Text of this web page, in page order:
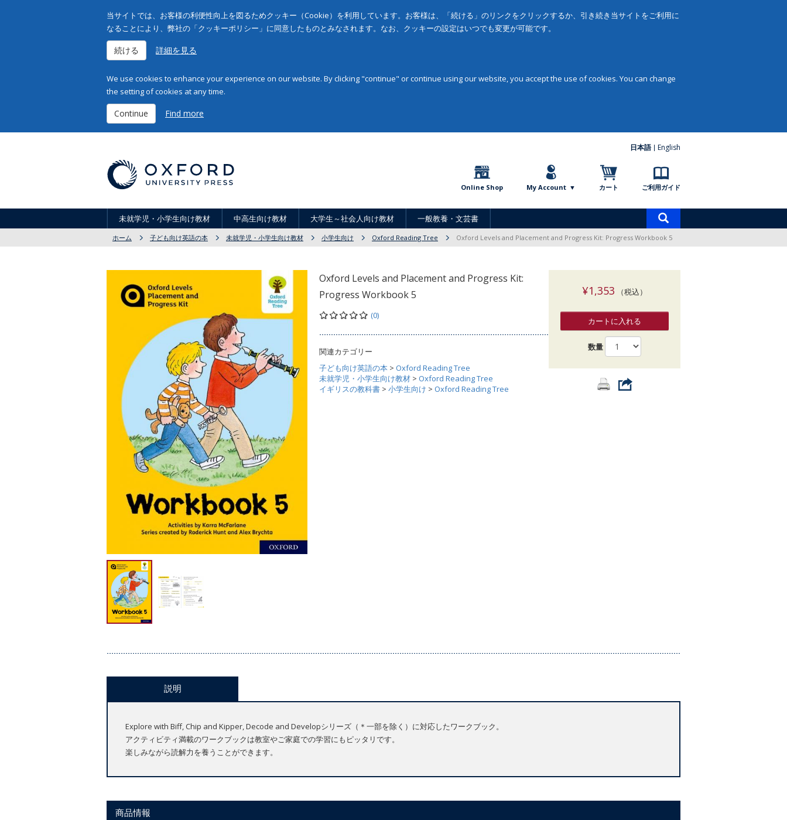
当サイトでは、お客様の利便性向上を図るためクッキー（Cookie）を利用しています。お客様は、「続ける」のリンクをクリックするか、引き続き当サイトをご利用に
なることにより、弊社の「クッキーポリシー」に同意したものとみなされます。なお、クッキーの設定はいつでも変更が可能です。
続ける 詳細を見る
We use cookies to enhance your experience on our website. By clicking "continue" or continue using our website, you accept the use of cookies. You can change
the setting of cookies at any time.
Continue Find more
日本語 English
Online Shop My Account カート ご利用ガイド
未就学児・小学生向け教材 中高生向け教材 大学生～社会人向け教材 一般教養・文芸書
品
索
ホーム 子ども向け英語の本 未就学児・小学生向け教材 小学生向け Oxford Reading Tree Oxford Levels and Placement and Progress Kit: Progress Workbook 5
Oxford Levels and Placement and Progress Kit:
Progress Workbook 5
(0)
関連カテゴリー
子ども向け英語の本 > Oxford Reading Tree
未就学児・小学生向け教材 > Oxford Reading Tree
イギリスの教科書 > 小学生向け > Oxford Reading Tree
¥1,353 （税込）
カートに入れる
数量
説明
Explore with Biff, Chip and Kipper, Decode and Developシリーズ（＊一部を除く）に対応したワークブック。
アクティビティ満載のワークブックは教室やご家庭での学習にもピッタリです。
楽しみながら読解力を養うことができます。
商品情報